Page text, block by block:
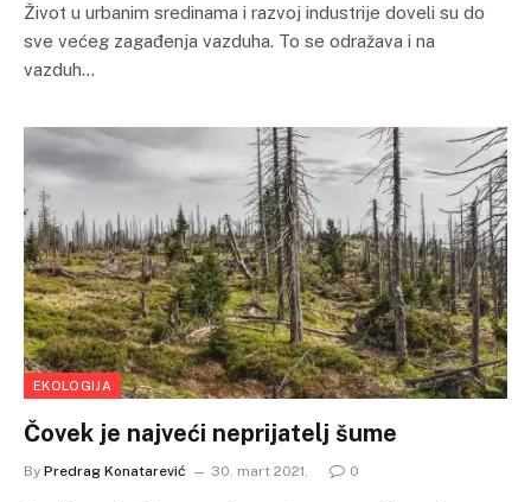
Život u urbanim sredinama i razvoj industrije doveli su do
sve većeg zagađenja vazduha. To se odražava i na
vazduh…
EKOLOGIJA
Čovek je najveći neprijatelj šume
By Predrag Konatarević 30. mart 2021. 0